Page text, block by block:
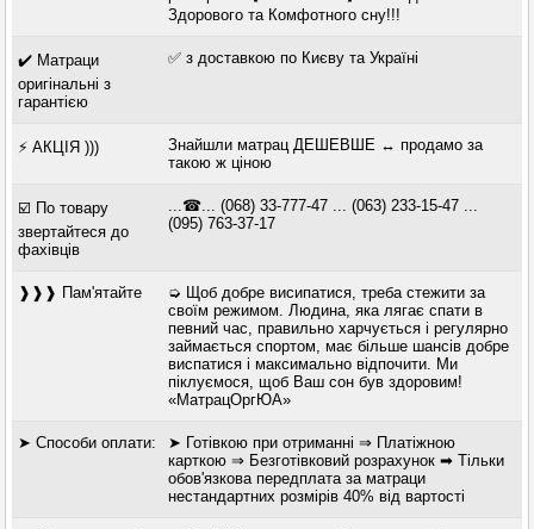
Здорового та Комфотного сну!!!
✔️ Матраци
оригінальні з
гарантією
✅ з доставкою по Києву та Україні
⚡ АКЦІЯ )))
Знайшли матрац ДЕШЕВШЕ ↔ продамо за
такою ж ціною
☑️ По товару
звертайтеся до
фахівців
...☎... (068) 33-777-47 ... (063) 233-15-47 ...
(095) 763-37-17
❱❱❱ Пам'ятайте
➭ Щоб добре висипатися, треба стежити за
своїм режимом. Людина, яка лягає спати в
певний час, правильно харчується і регулярно
займається спортом, має більше шансів добре
виспатися і максимально відпочити. Ми
піклуємося, щоб Ваш сон був здоровим!
«МатрацОргЮА»
➤ Способи оплати:
➤ Готівкою при отриманні ⇒ Платіжною
карткою ⇒ Безготівковий розрахунок ➡ Тільки
обов'язкова передплата за матраци
нестандартних розмірів 40% від вартості